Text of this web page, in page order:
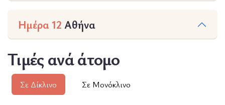
Ημέρα 12 Αθήνα
Τιμές ανά άτομο
Σε Δίκλινο Σε Μονόκλινο